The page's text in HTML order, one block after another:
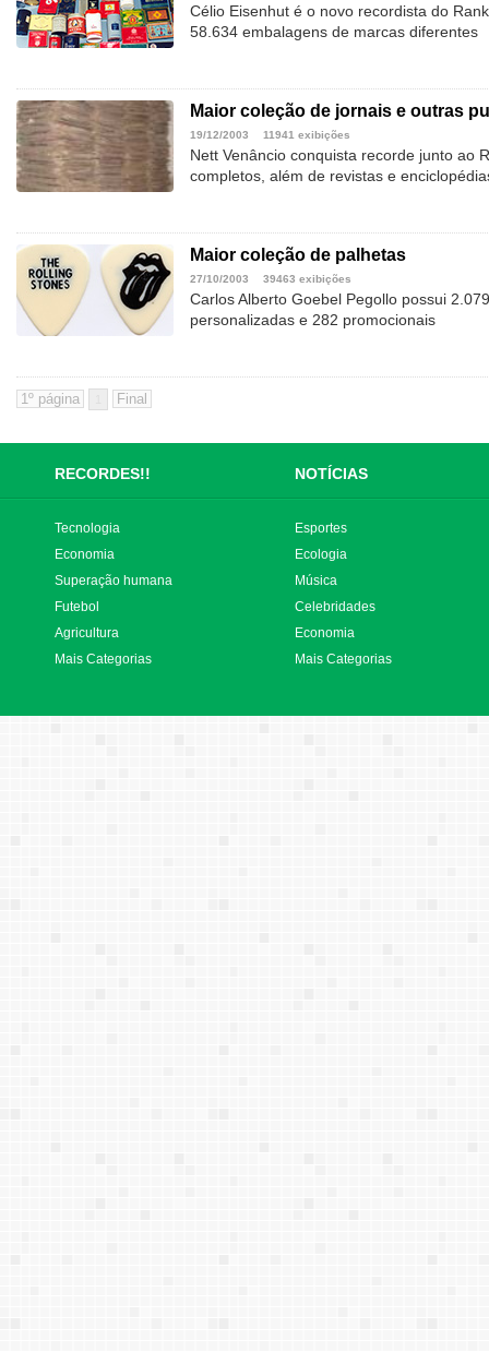
Célio Eisenhut é o novo recordista do
58.634 embalagens de marcas diferentes
Maior coleção de jornais e outras
19/12/2003 11941 exibições
Nett Venâncio conquista recorde junto ao
completos, além de revistas e
Maior coleção de palhetas
27/10/2003 39463 exibições
Carlos Alberto Goebel Pegollo possui
personalizadas e 282 promocionais
RECORDES!! NOTÍCIAS
Tecnologia
Economia
Superação humana
Futebol
Agricultura
Mais Categorias
Esportes
Ecologia
Música
Celebridades
Economia
Mais Categorias